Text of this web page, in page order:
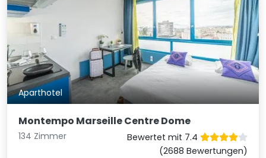
Aparthotel
Montempo Marseille Centre Dome
134 Zimmer
Bewertet mit 7.4
(2688 Bewertungen)